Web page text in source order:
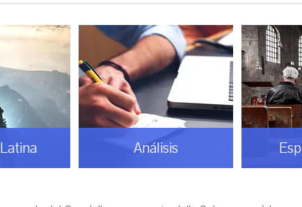
Análisis